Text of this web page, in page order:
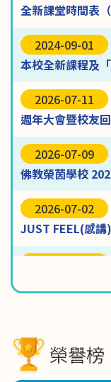
全新課堂時間表
2024-09-01
本校全新課程及
2026-07-11
週年大會暨校友
2026-07-09
佛教榮茵學校
2026-07-02
JUST FEEL(感
「綻放童心 啟
親子電影院．開心
2026-06-04
榮譽榜